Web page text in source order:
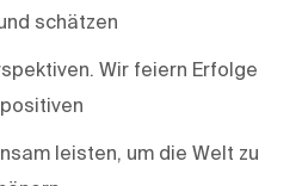
schätzen
Wir feiern Erfolge
leisten, um die Welt zu